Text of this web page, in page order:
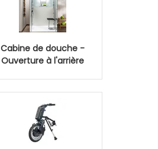
Cabine de douche -
Ouverture à l'arrière